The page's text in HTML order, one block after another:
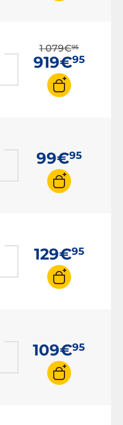
Ecran PC 21/9
Ecran PC 32/9
Ecran PC 100 Hz
Ecran PC 360 Hz
Ecran PC HDMI 2.1
1 079€95
919€95
99€95
129€95
109€95